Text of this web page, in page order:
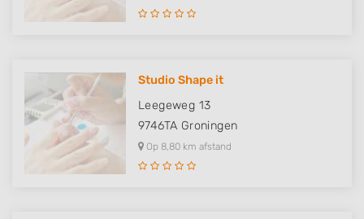
Studio Shape it
Leegeweg 13
9746TA Groningen
Op 8,80 km afstand